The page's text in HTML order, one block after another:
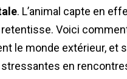
. L’animal capte en
Voici
le monde extérieur, et
en